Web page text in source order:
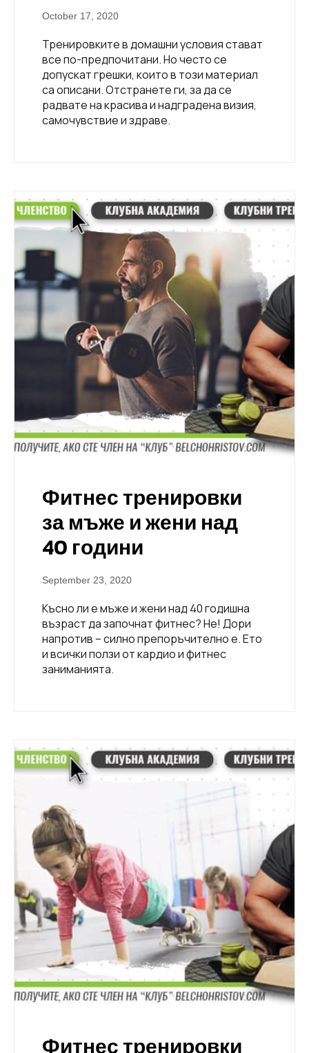
October 17, 2020
Тренировките в домашни условия стават
все по-предпочитани. Но често се
допускат грешки, които в този материал
са описани. Отстранете ги, за да се
радвате на красива и надградена визия,
самочувствие и здраве.
Фитнес тренировки
за мъже и жени над
40 години
September 23, 2020
Късно ли е мъже и жени над 40 годишна
възраст да започнат фитнес? Не! Дори
напротив – силно препоръчително е. Ето
и всички ползи от кардио и фитнес
заниманията.
Фитнес тренировки